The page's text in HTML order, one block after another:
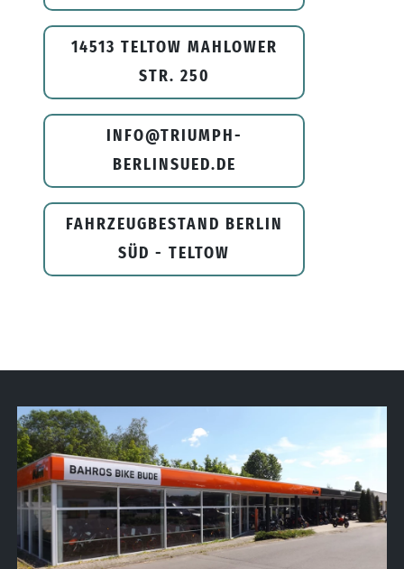
14513 TELTOW MAHLOWER
STR. 250
INFO@TRIUMPH-
BERLINSUED.DE
FAHRZEUGBESTAND BERLIN
SÜD - TELTOW